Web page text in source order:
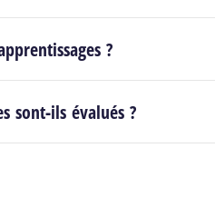
?
sont-ils évalués ?